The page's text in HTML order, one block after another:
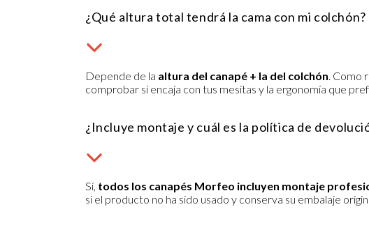
¿Qué altura total tendrá la cama con mi colchón?
Depende de la altura del canapé + la del colchón. Como
comprobar si encaja con tus mesitas y la ergonomía que
¿Incluye montaje y cuál es la política de
Sí, todos los canapés Morfeo incluyen montaje
si el producto no ha sido usado y conserva su embalaje